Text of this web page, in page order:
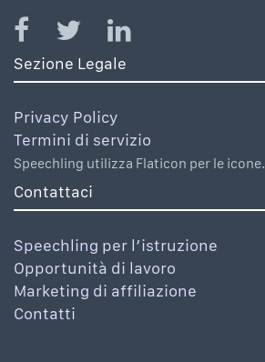
Sezione Legale
Privacy Policy
Termini di servizio
Speechling utilizza Flaticon per le icone.
Contattaci
Speechling per l’istruzione
Opportunità di lavoro
Marketing di affiliazione
Contatti